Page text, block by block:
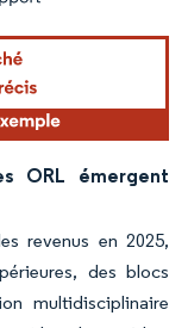
ORL émergent
revenus en 2025,
des blocs
multidisciplinaire